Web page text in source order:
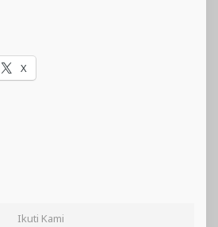
X
Ikuti Kami